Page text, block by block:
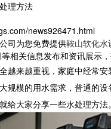
理方法
news926471.html
司为您免费提供鞍山软化水
相关信息发布和资讯展示，
越来越重视，家庭中经常安
规模的用水需求，普通的
就给大家分享一些水处理方法。